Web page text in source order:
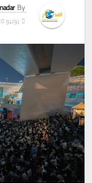
By
يونيو 20, 2026